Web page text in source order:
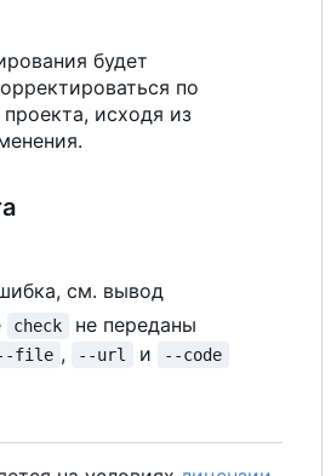
будет
по
исходя из
см. вывод
check
не переданы
file , --url и --code